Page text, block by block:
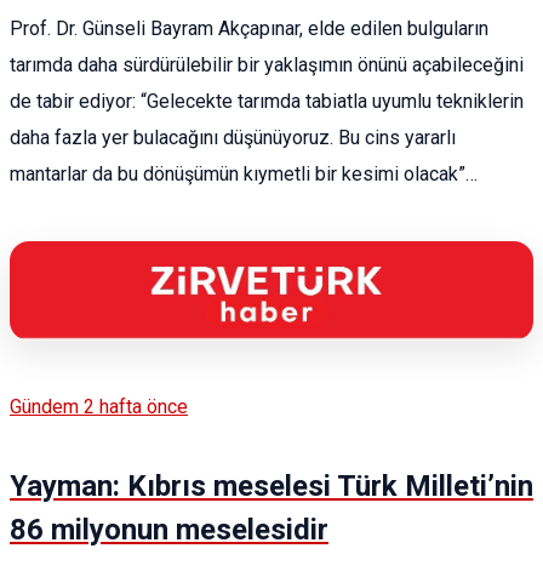
Prof. Dr. Günseli Bayram Akçapınar, elde edilen bulguların
tarımda daha sürdürülebilir bir yaklaşımın önünü açabileceğini
de tabir ediyor: “Gelecekte tarımda tabiatla uyumlu tekniklerin
daha fazla yer bulacağını düşünüyoruz. Bu cins yararlı
mantarlar da bu dönüşümün kıymetli bir kesimi olacak”…
Gündem 2 hafta önce
Yayman: Kıbrıs meselesi Türk Milleti’nin
86 milyonun meselesidir